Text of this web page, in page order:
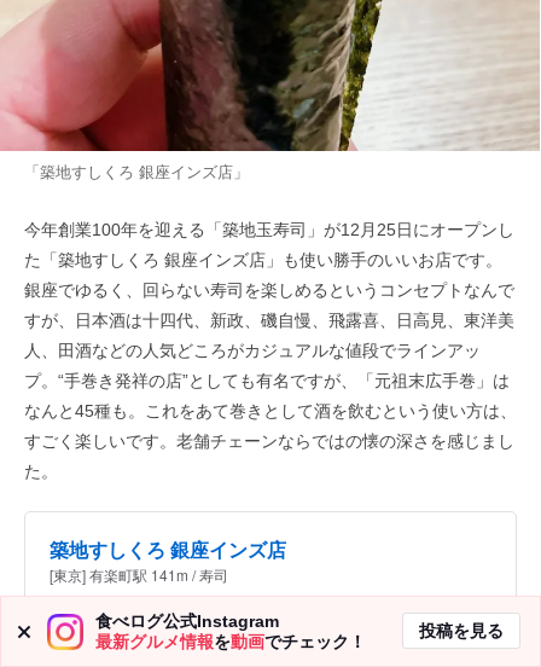
「築地すしくろ 銀座インズ店」
今年創業100年を迎える「築地玉寿司」が12月25日にオープンし
た「築地すしくろ 銀座インズ店」も使い勝手のいいお店です。
銀座でゆるく、回らない寿司を楽しめるというコンセプトなんで
すが、日本酒は十四代、新政、磯自慢、飛露喜、日高見、東洋美
人、田酒などの人気どころがカジュアルな値段でラインアッ
プ。“手巻き発祥の店”としても有名ですが、「元祖末広手巻」は
なんと45種も。これをあて巻きとして酒を飲むという使い方は、
すごく楽しいです。老舗チェーンならではの懐の深さを感じまし
た。
築地すしくろ 銀座インズ店
[東京] 有楽町駅 141m / 寿司
食べログ公式Instagram
最新グルメ情報を動画でチェック！
投稿を見る